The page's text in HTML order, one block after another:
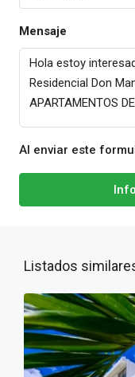
Mensaje
Al enviar este
Listados